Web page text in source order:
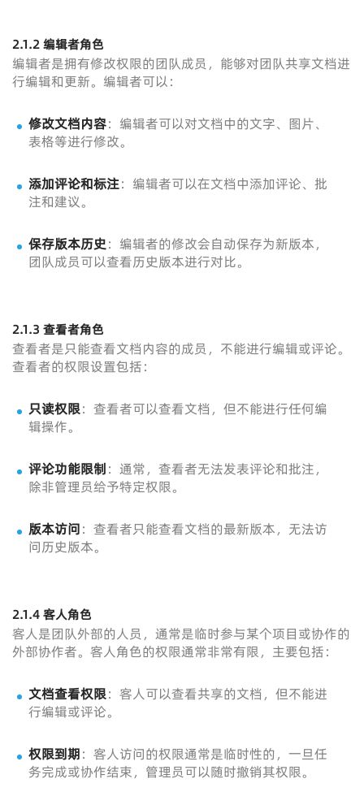
2.1.2 编辑者角色
编辑者是拥有修改权限的团队成员，能够对团队共享文档进
行编辑和更新。编辑者可以：
修改文档内容：编辑者可以对文档中的文字、图片、
表格等进行修改。
添加评论和标注：编辑者可以在文档中添加评论、批
注和建议。
保存版本历史：编辑者的修改会自动保存为新版本，
团队成员可以查看历史版本进行对比。
2.1.3 查看者角色
查看者是只能查看文档内容的成员，不能进行编辑或评论。
查看者的权限设置包括：
只读权限：查看者可以查看文档，但不能进行任何编
辑操作。
评论功能限制：通常，查看者无法发表评论和批注，
除非管理员给予特定权限。
版本访问：查看者只能查看文档的最新版本，无法访
问历史版本。
2.1.4 客人角色
客人是团队外部的人员，通常是临时参与某个项目或协作的
外部协作者。客人角色的权限通常非常有限，主要包括：
文档查看权限：客人可以查看共享的文档，但不能进
行编辑或评论。
权限到期：客人访问的权限通常是临时性的，一旦任
务完成或协作结束，管理员可以随时撤销其权限。